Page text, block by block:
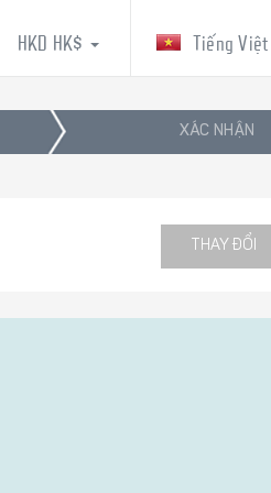
Tiếng Việt
HKD HK$
XÁC NHẬN
THAY ĐỔI